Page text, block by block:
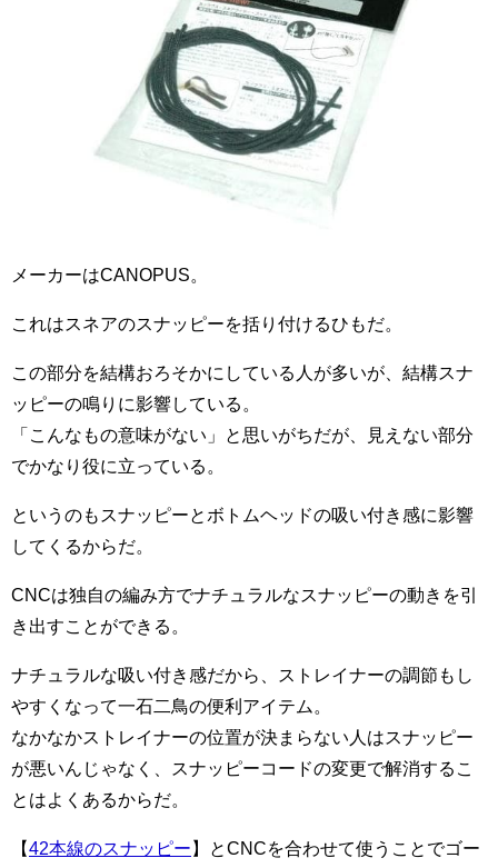
メーカーはCANOPUS。
これはスネアのスナッピーを括り付けるひもだ。
この部分を結構おろそかにしている人が多いが、結構スナ
ッピーの鳴りに影響している。
「こんなもの意味がない」と思いがちだが、見えない部分
でかなり役に立っている。
というのもスナッピーとボトムヘッドの吸い付き感に影響
してくるからだ。
CNCは独自の編み方でナチュラルなスナッピーの動きを引
き出すことができる。
ナチュラルな吸い付き感だから、ストレイナーの調節もし
やすくなって一石二鳥の便利アイテム。
なかなかストレイナーの位置が決まらない人はスナッピー
が悪いんじゃなく、スナッピーコードの変更で解消するこ
とはよくあるからだ。
【42本線のスナッピー 】とCNCを合わせて使うことでゴー